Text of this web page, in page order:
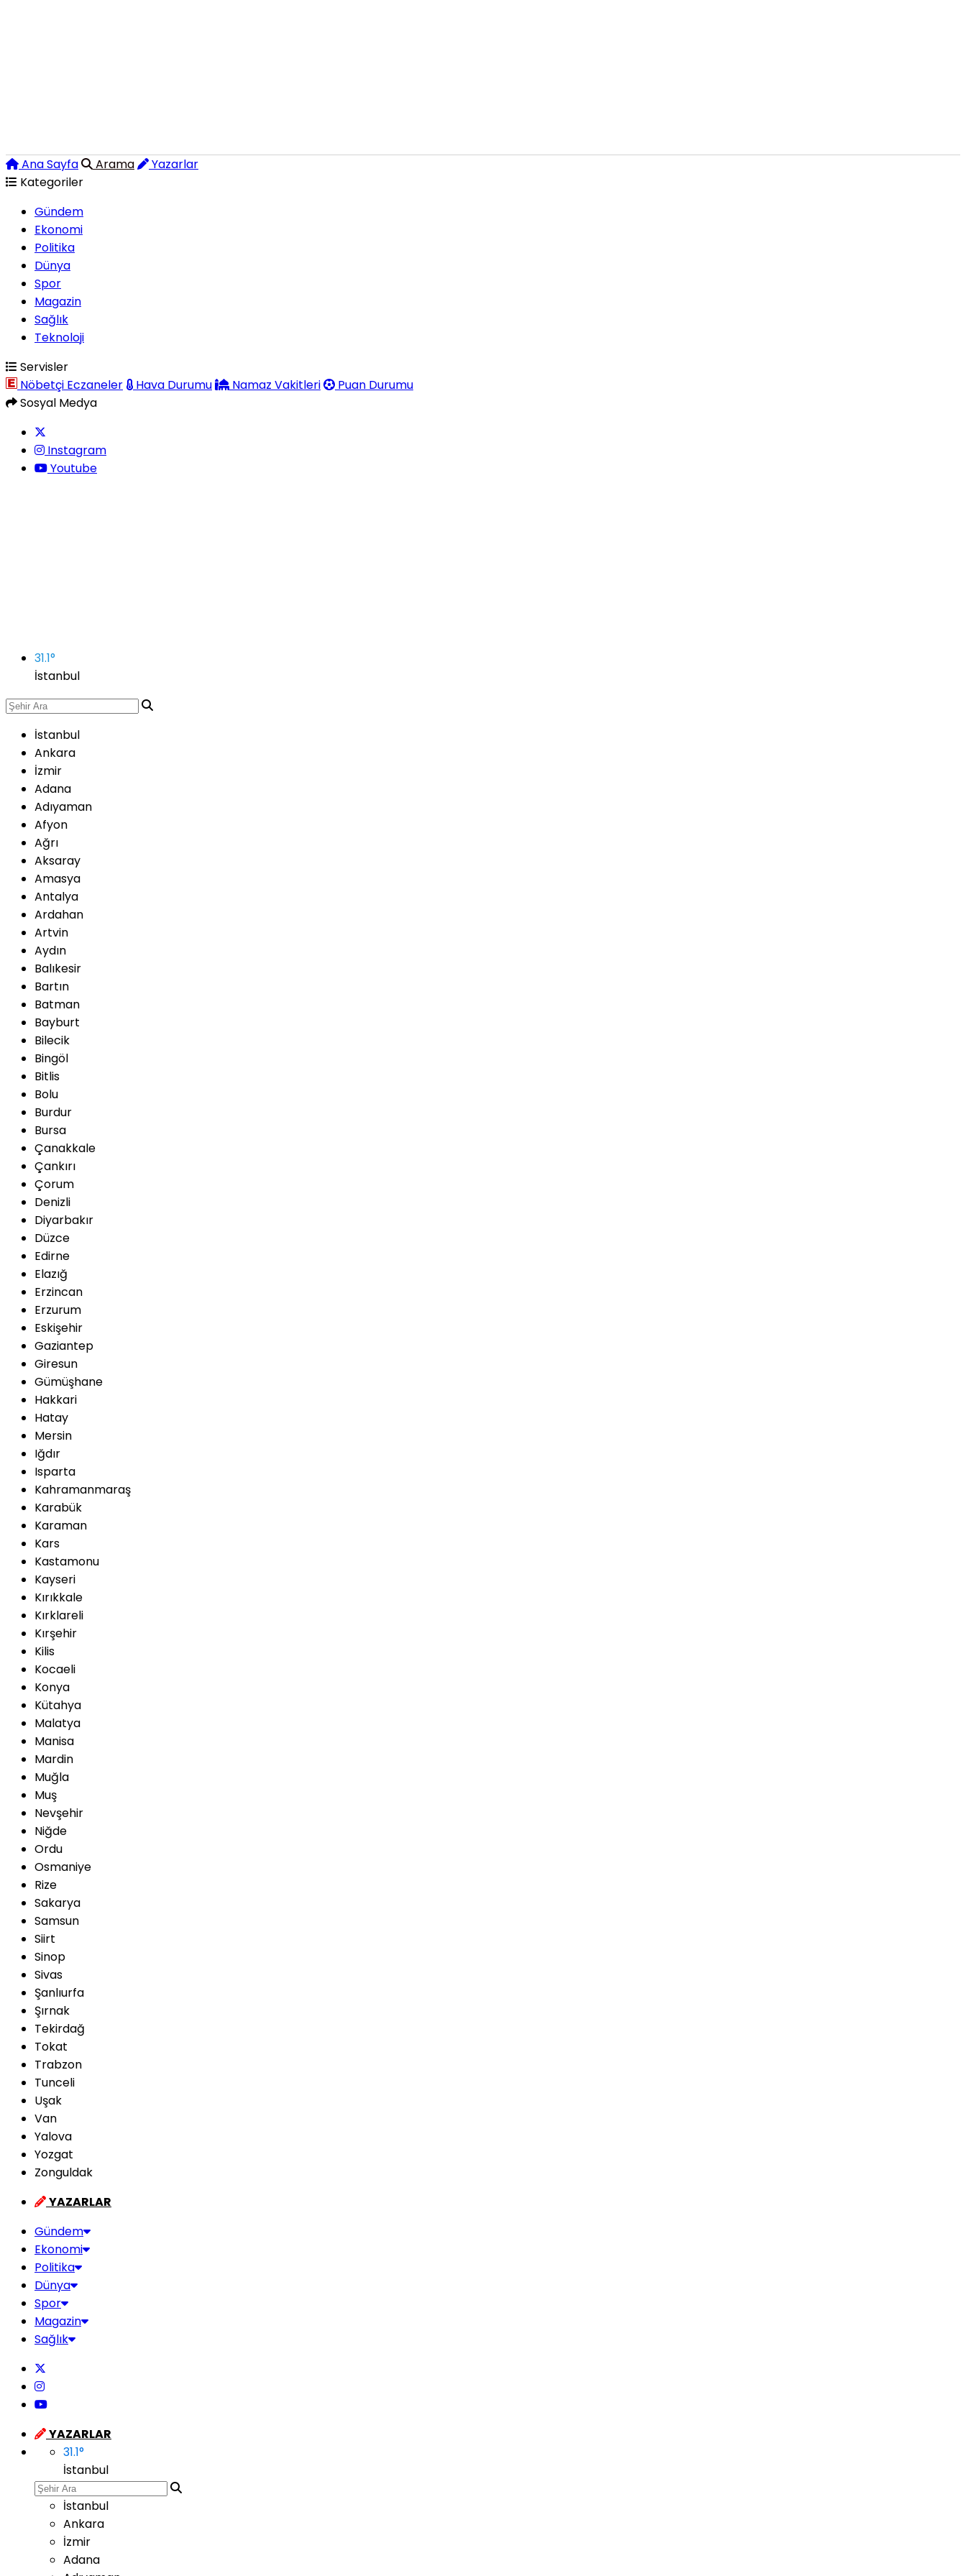
Ana Sayfa Arama
Yazarlar
Kategoriler
Gündem
Ekonomi
Politika
Dünya
Spor
Magazin
Sağlık
Teknoloji
Servisler
Nöbetçi Eczaneler
Hava Durumu Namaz Vakitleri
Puan Durumu
Sosyal Medya
Instagram
Youtube
31.1°
İstanbul
İstanbul
Ankara
İzmir
Adana
Adıyaman
Afyon
Ağrı
Aksaray
Amasya
Antalya
Ardahan
Artvin
Aydın
Balıkesir
Bartın
Batman
Bayburt
Bilecik
Bingöl
Bitlis
Bolu
Burdur
Bursa
Çanakkale
Çankırı
Çorum
Denizli
Diyarbakır
Düzce
Edirne
Elazığ
Erzincan
Erzurum
Eskişehir
Gaziantep
Giresun
Gümüşhane
Hakkari
Hatay
Mersin
Iğdır
Isparta
Kahramanmaraş
Karabük
Karaman
Kars
Kastamonu
Kayseri
Kırıkkale
Kırklareli
Kırşehir
Kilis
Kocaeli
Konya
Kütahya
Malatya
Manisa
Mardin
Muğla
Muş
Nevşehir
Niğde
Ordu
Osmaniye
Rize
Sakarya
Samsun
Siirt
Sinop
Sivas
Şanlıurfa
Şırnak
Tekirdağ
Tokat
Trabzon
Tunceli
Uşak
Van
Yalova
Yozgat
Zonguldak
YAZARLAR
Gündem
Ekonomi
Politika
Dünya
Spor
Magazin
Sağlık
YAZARLAR
31.1°
İstanbul
İstanbul
Ankara
İzmir
Adana